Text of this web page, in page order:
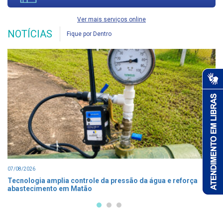
Ver mais serviços online
NOTÍCIAS Fique por Dentro
07/08/2026
Tecnologia amplia controle da pressão da água e reforça
abastecimento em Matão